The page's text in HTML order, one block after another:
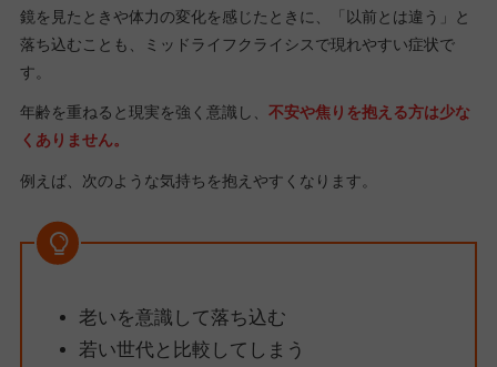
鏡を見たときや体力の変化を感じたときに、「以前とは違う」と
落ち込むことも、ミッドライフクライシスで現れやすい症状で
す。
年齢を重ねると現実を強く意識し、 不安や焦りを抱える方は少な
くありません。
例えば、次のような気持ちを抱えやすくなります。
老いを意識して落ち込む
若い世代と比較してしまう